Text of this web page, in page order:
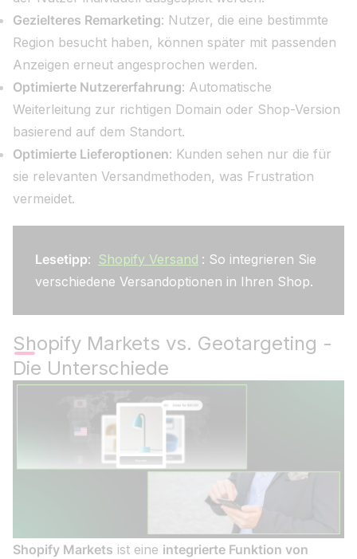
Gezielteres Remarketing: Nutzer, die eine bestimmte
Region besucht haben, können später mit passenden
Anzeigen erneut angesprochen werden.
Optimierte Nutzererfahrung: Automatische
Weiterleitung zur richtigen Domain oder Shop-Version
basierend auf dem Standort.
Optimierte Lieferoptionen: Kunden sehen nur die für
sie relevanten Versandmethoden, was Frustration
vermeidet.
Lesetipp: Shopify Versand : So integrieren Sie
verschiedene Versandoptionen in Ihren Shop.
Shopify Markets vs. Geotargeting -
Die Unterschiede
Shopify Markets ist eine integrierte Funktion von